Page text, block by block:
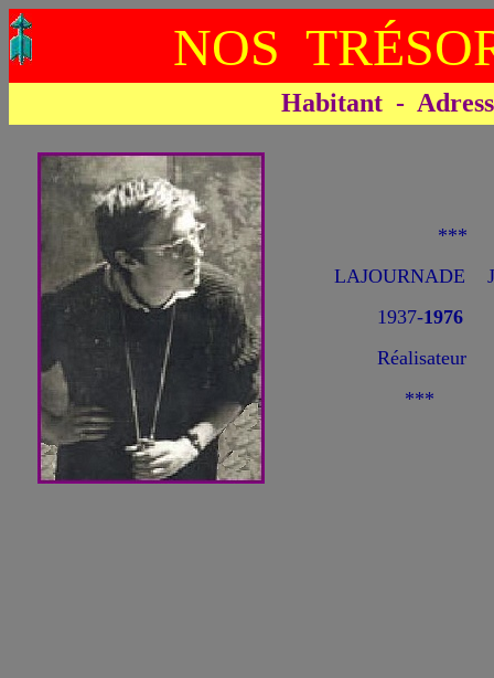
NOS
Habitant -
***
LAJOURNADE
1937-1976
Réalisateur
***